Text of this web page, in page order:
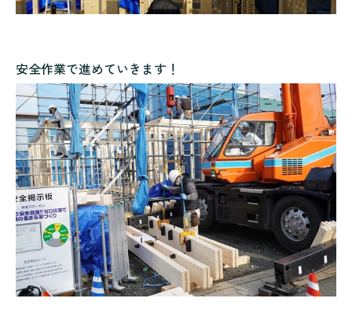
安全作業で進めていきます！